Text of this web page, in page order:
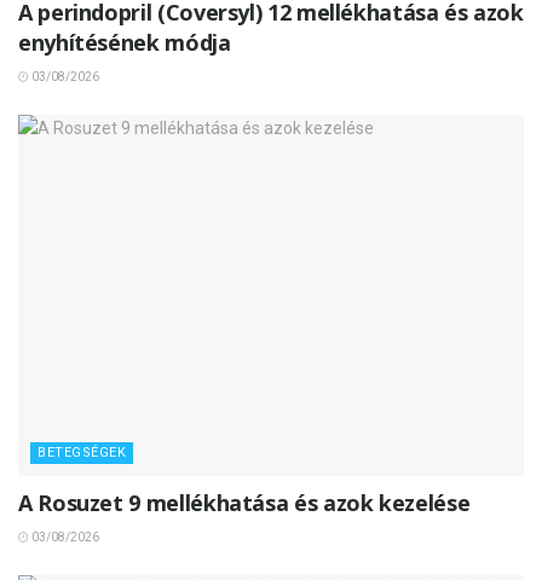
A perindopril (Coversyl) 12 mellékhatása és azok
enyhítésének módja
03/08/2026
BETEGSÉGEK
A Rosuzet 9 mellékhatása és azok kezelése
03/08/2026